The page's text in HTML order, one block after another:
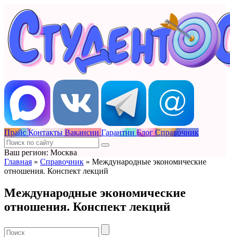
Прайс Контакты Вакансии Гарантии Блог Справочник
Ваш регион: Москва
Главная » Справочник » Международные экономические
отношения. Конспект лекций
Международные экономические
отношения. Конспект лекций